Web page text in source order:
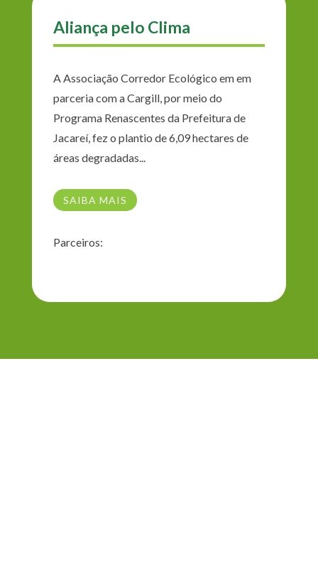
Aliança pelo Clima
A Associação Corredor Ecológico em em
parceria com a Cargill, por meio do
Programa Renascentes da Prefeitura de
Jacareí, fez o plantio de 6,09 hectares de
áreas degradadas...
SAIBA MAIS
Parceiros: